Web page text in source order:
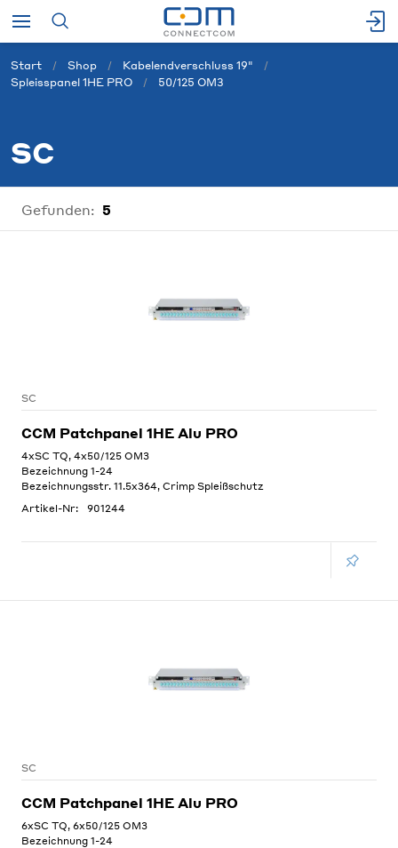
Start Shop
Kabelendverschluss 19"
Spleisspanel 1HE PRO
50/125 OM3
SC
Gefunden: 5
SC
CCM Patchpanel 1HE Alu PRO
4xSC TQ, 4x50/125 OM3
Bezeichnung 1-24
Bezeichnungsstr. 11.5x364, Crimp Spleißschutz
Artikel-Nr:
901244
SC
CCM Patchpanel 1HE Alu PRO
6xSC TQ, 6x50/125 OM3
Bezeichnung 1-24